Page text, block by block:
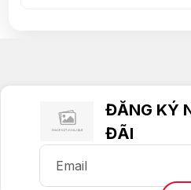
ĐĂNG KÝ
ĐÃI